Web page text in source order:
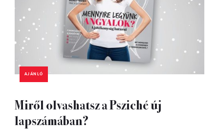
AJÁNLÓ
Miről olvashatsz a Psziché új
lapszámában?